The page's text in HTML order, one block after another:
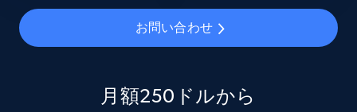
eBay - Collect products from shops on eBay
URL, Product id, Title, Seller name, Seller rating,
お問い合わせ
月額250ドルから